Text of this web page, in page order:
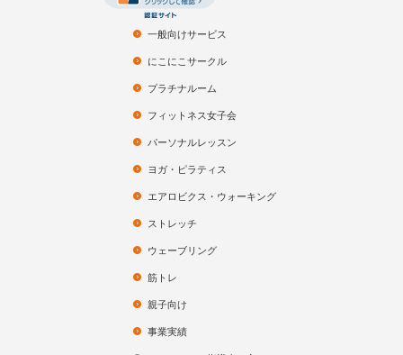
一般向けサービス
にこにこサークル
プラチナルーム
フィットネス女子会
パーソナルレッスン
ヨガ・ピラティス
エアロビクス・ウォーキング
ストレッチ
ウェーブリング
筋トレ
親子向け
事業実績